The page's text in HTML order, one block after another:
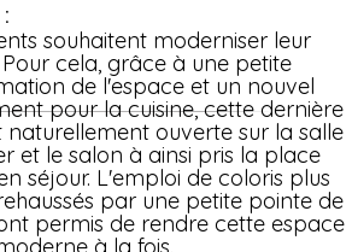
souhaitent moderniser leur
Pour cela, grâce à une petite
de l'espace et un nouvel
pour la cuisine, cette dernière
naturellement ouverte sur la salle
et le salon à ainsi pris la place
séjour. L'emploi de coloris plus
par une petite pointe de
permis de rendre cette espace